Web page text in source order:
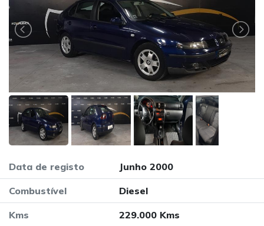
Data de registo Junho 2000
Combustível Diesel
Kms 229.000 Kms